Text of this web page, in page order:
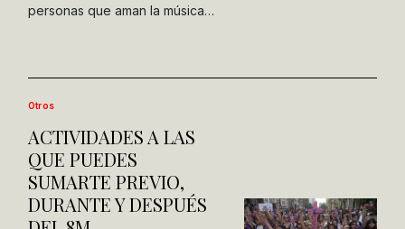
personas que aman la música…
Otros
ACTIVIDADES A LAS
QUE PUEDES
SUMARTE PREVIO,
DURANTE Y DESPUÉS